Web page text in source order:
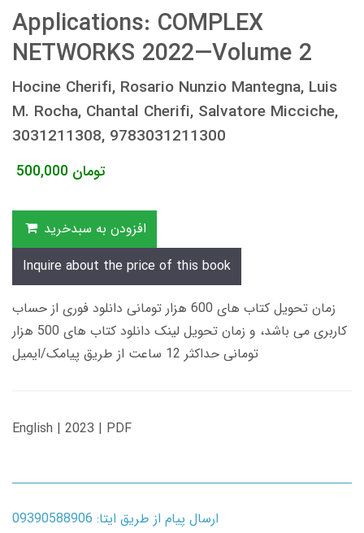
Applications: COMPLEX
NETWORKS 2022—Volume 2
Hocine Cherifi, Rosario Nunzio Mantegna, Luis
M. Rocha, Chantal Cherifi, Salvatore Micciche,
3031211308, 9783031211300
500,000 تومان
افزودن به سبدخرید
Inquire about the price of this book
زمان تحویل کتاب های 600 هزار تومانی دانلود فوری از حساب
کاربری می باشد، و زمان تحویل لینک دانلود کتاب های 500 هزار
تومانی حداکثر 12 ساعت از طریق پیامک/ایمیل
English | 2023 | PDF
ارسال پیام از طریق ایتا: 09390588906